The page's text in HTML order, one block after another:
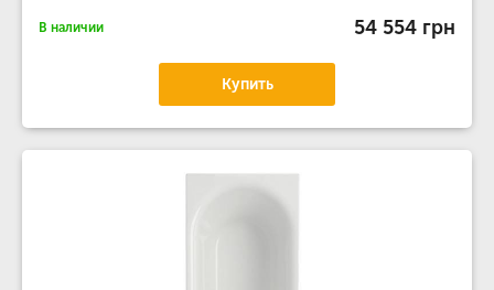
В наличии 54 554 грн
Купить